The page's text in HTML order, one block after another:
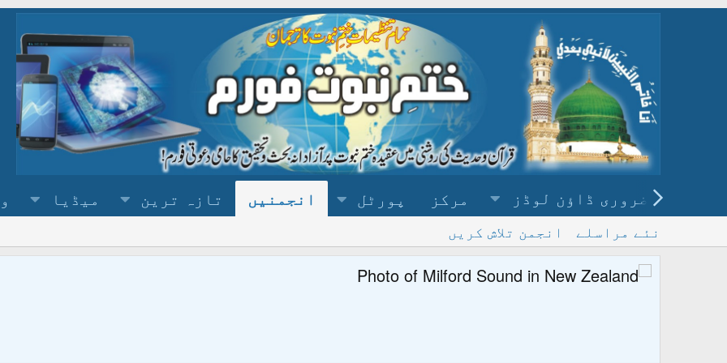
ضروری ڈاؤن لوڈز مرکز پورٹل انجمنیں تازہ ترین میڈیا
نئے مراسلے انجمن تلاش کریں